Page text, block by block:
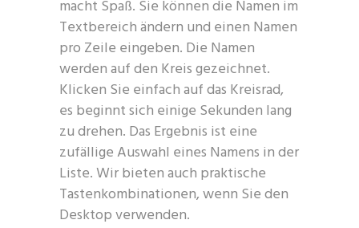
macht Spaß. Sie können die Namen im
Textbereich ändern und einen Namen
pro Zeile eingeben. Die Namen
werden auf den Kreis gezeichnet.
Klicken Sie einfach auf das Kreisrad,
es beginnt sich einige Sekunden lang
zu drehen. Das Ergebnis ist eine
zufällige Auswahl eines Namens in der
Liste. Wir bieten auch praktische
Tastenkombinationen, wenn Sie den
Desktop verwenden.